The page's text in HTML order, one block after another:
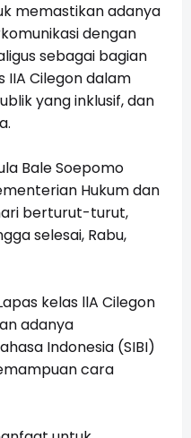
memastikan adanya
dengan
sebagai bagian
IIA Cilegon dalam
yang inklusif, dan
Bale Soepomo
Hukum dan
berturut-turut,
selesai, Rabu,
kelas llA Cilegon
adanya
Indonesia (SIBI)
cara